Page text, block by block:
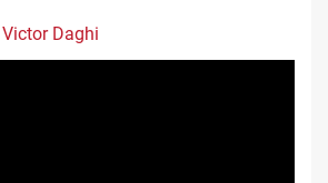
Victor Daghi